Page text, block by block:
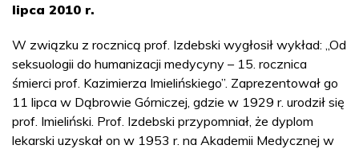
lipca 2010 r.
W związku z rocznicą prof. Izdebski wygłosił wykład: „Od
seksuologii do humanizacji medycyny – 15. rocznica
śmierci prof. Kazimierza Imielińskiego”. Zaprezentował go
11 lipca w Dąbrowie Górniczej, gdzie w 1929 r. urodził się
prof. Imieliński. Prof. Izdebski przypomniał, że dyplom
lekarski uzyskał on w 1953 r. na Akademii Medycznej w